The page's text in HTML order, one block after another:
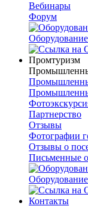
Вебинары
Форум
Промтуризм
Партнерство
Отзывы
Фотографии
Отзывы о
Письменные
Контакты